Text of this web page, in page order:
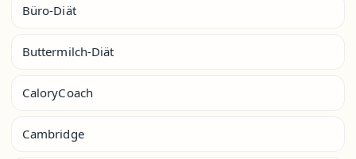
Büro-Diät
Buttermilch-Diät
CaloryCoach
Cambridge